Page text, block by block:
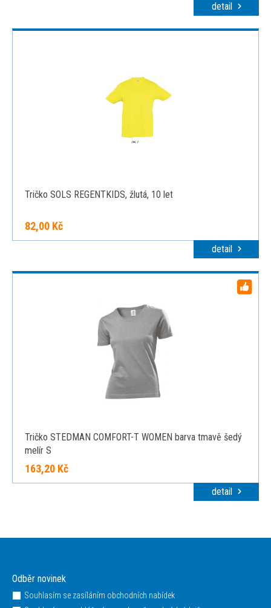
detail
Tričko SOLS REGENTKIDS, žlutá, 10 let
82,00 Kč
detail
Tričko STEDMAN COMFORT-T WOMEN barva tmavě šedý
melír S
163,20 Kč
detail
Odběr novinek
Souhlasím se zasíláním obchodních nabídek